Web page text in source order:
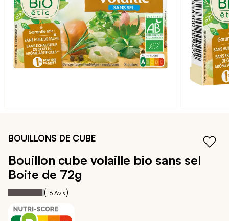
galerie
d’images
début
Galerie
BOUILLONS DE CUBE
Bouillon cube volaille bio sans sel
Boite de 72g
Notation: 95
% of 100
( 16 Avis )